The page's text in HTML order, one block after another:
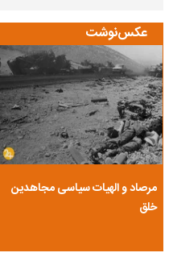
عکس‌نوشت
مرصاد و الهیات سیاسی مجاهدین
خلق